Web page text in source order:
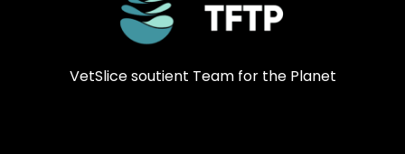
VetSlice soutient Team for the Planet